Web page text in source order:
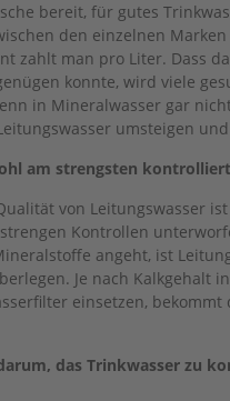
bereit, für gutes
den einzelnen
zahlt man pro Liter. Dass
konnte, wird viele
in Mineralwasser gar
umsteigen
am strengsten
von Leitungswasser
Kontrollen
angeht, ist
Je nach Kalkgehalt
einsetzen,
das Trinkwasser zu